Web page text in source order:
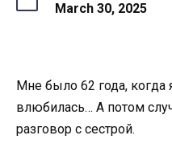
March 30, 2025
Мне было 62 года, когда
влюбилась… А потом
разговор с сестрой.